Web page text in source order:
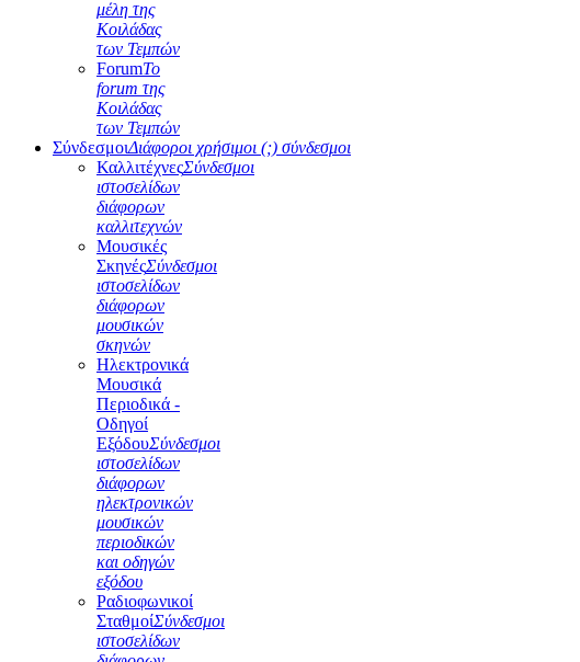
μέλη της
Κοιλάδας
των Τεμπών
ForumΤο
forum της
Κοιλάδας
των Τεμπών
ΣύνδεσμοιΔιάφοροι χρήσιμοι (;) σύνδεσμοι
ΚαλλιτέχνεςΣύνδεσμοι
ιστοσελίδων
διάφορων
καλλιτεχνών
Μουσικές
ΣκηνέςΣύνδεσμοι
ιστοσελίδων
διάφορων
μουσικών
σκηνών
Ηλεκτρονικά
Μουσικά
Περιοδικά -
Οδηγοί
ΕξόδουΣύνδεσμοι
ιστοσελίδων
διάφορων
ηλεκτρονικών
μουσικών
περιοδικών
και οδηγών
εξόδου
Ραδιοφωνικοί
ΣταθμοίΣύνδεσμοι
ιστοσελίδων